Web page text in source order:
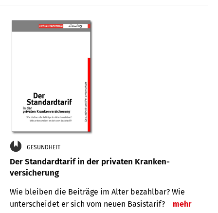
GESUNDHEIT
Der Standard­tarif in der privaten Kranken­
versicherung
Wie bleiben die Beiträge im Alter bezahlbar? Wie
unterscheidet er sich vom neuen Basistarif?
mehr